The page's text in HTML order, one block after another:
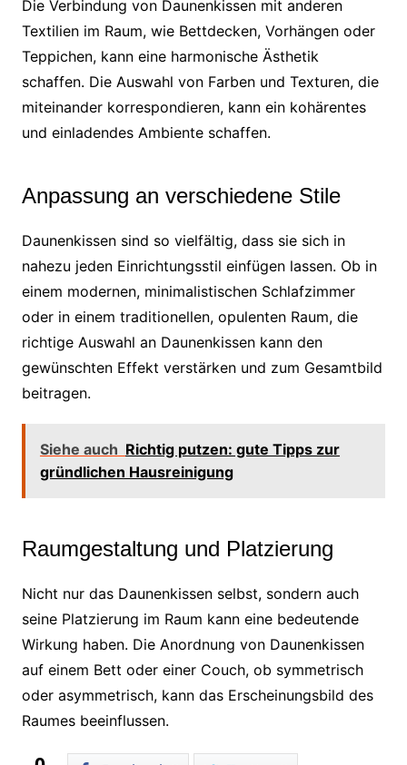
Die Verbindung von Daunenkissen mit anderen
Textilien im Raum, wie Bettdecken, Vorhängen oder
Teppichen, kann eine harmonische Ästhetik
schaffen. Die Auswahl von Farben und Texturen, die
miteinander korrespondieren, kann ein kohärentes
und einladendes Ambiente schaffen.
Anpassung an verschiedene Stile
Daunenkissen sind so vielfältig, dass sie sich in
nahezu jeden Einrichtungsstil einfügen lassen. Ob in
einem modernen, minimalistischen Schlafzimmer
oder in einem traditionellen, opulenten Raum, die
richtige Auswahl an Daunenkissen kann den
gewünschten Effekt verstärken und zum Gesamtbild
beitragen.
Siehe auch Richtig putzen: gute Tipps zur
gründlichen Hausreinigung
Raumgestaltung und Platzierung
Nicht nur das Daunenkissen selbst, sondern auch
seine Platzierung im Raum kann eine bedeutende
Wirkung haben. Die Anordnung von Daunenkissen
auf einem Bett oder einer Couch, ob symmetrisch
oder asymmetrisch, kann das Erscheinungsbild des
Raumes beeinflussen.